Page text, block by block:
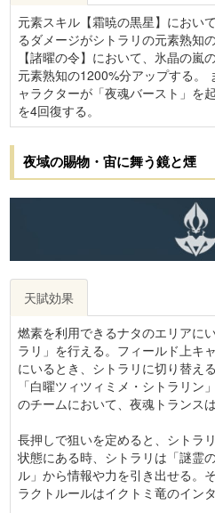
元素スキル【霜暁の黒星】におい
るダメージがシトラリの元素熟知
【諸曜の令】において、氷晶の嵐
元素熟知の1200%分アップする。
ャラクターが「夜魂バースト」を
を4回復する。
夜域の賜物・宙に舞う鏡と煙
天賦効果
燃素を利用できるナタのエリアに
ラリ」を行える。フィールド上キ
にいるとき、シトラリに切り替え
「白曜ツィツィミメ・シトラリン
のチームにおいて、夜魂トランス
長押しで狙いを定めると、シトラ
状態にある時、シトラリは「謎霊
ル」から情報や力を引き出せる。
ラクトルールはイクトミ竜のイン